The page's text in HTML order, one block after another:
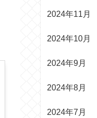
2024年11月
2024年10月
2024年9月
2024年8月
2024年7月